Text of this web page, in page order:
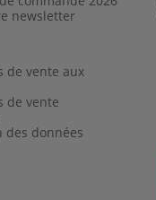
newsletter
de vente aux
de vente
des données